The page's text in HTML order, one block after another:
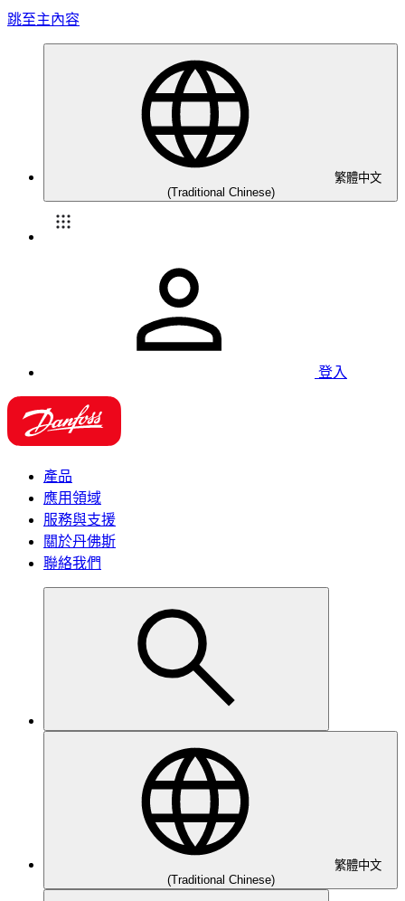
跳至主內容
繁體中文
(Traditional Chinese)
登入
產品
應用領域
服務與支援
關於丹佛斯
聯絡我們
繁體中文
(Traditional Chinese)